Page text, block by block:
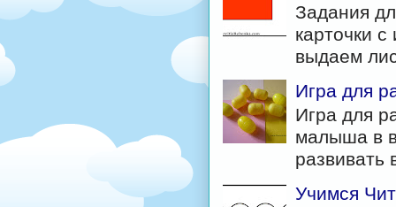
Задания
карточки
выдаем
Игра для
Игра для
малыша в
развивать
Учимся